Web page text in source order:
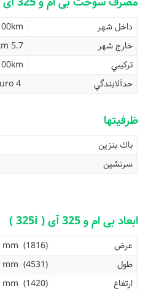
داخل شهر
خارج شهر
5.7 lit/100km
تركيبي
حدآلايندگي
ظرفیتها
باك بنزين
سرنشین
ابعاد بی ام و 325 آی ( 325i )
عرض
(1816) mm
طول
(4531) mm
ارتفاع
(1420) mm